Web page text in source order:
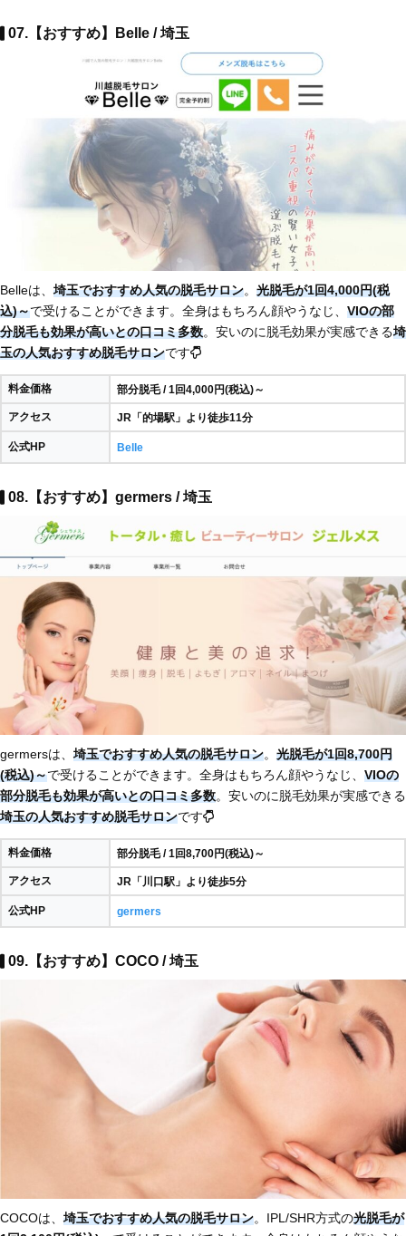
07.【おすすめ】Belle / 埼玉
Belleは、 埼玉でおすすめ人気の脱毛サロン。 光脱毛が1回4,000円(税
込)～で受けることができます。全身はもちろん顔やうなじ、 VIOの部
分脱毛も効果が高いとの口コミ多数。安いのに脱毛効果が実感できる埼
玉の人気おすすめ脱毛サロンです
料金価格 部分脱毛 / 1回4,000円(税込)～
アクセス JR「的場駅」より徒歩11分
公式HP Belle
08.【おすすめ】germers / 埼玉
germersは、 埼玉でおすすめ人気の脱毛サロン。 光脱毛が1回8,700円
(税込)～で受けることができます。全身はもちろん顔やうなじ、 VIOの
部分脱毛も効果が高いとの口コミ多数。安いのに脱毛効果が実感できる
埼玉の人気おすすめ脱毛サロンです
料金価格 部分脱毛 / 1回8,700円(税込)～
アクセス JR「川口駅」より徒歩5分
公式HP germers
09.【おすすめ】COCO / 埼玉
COCOは、 埼玉でおすすめ人気の脱毛サロン。IPL/SHR方式の光脱毛が